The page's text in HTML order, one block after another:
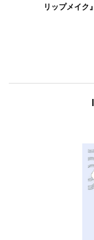
リップメイク』